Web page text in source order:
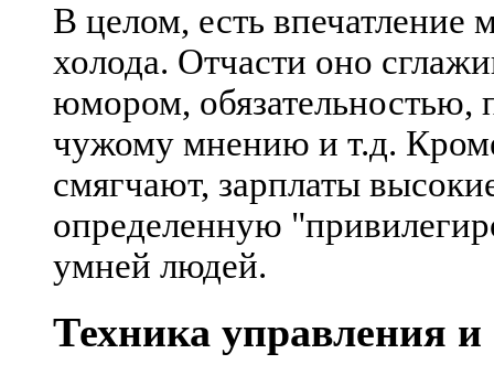
В целом, есть впечатление
холода. Отчасти оно
юмором, обязательностью,
чужому мнению и т.д.
смягчают, зарплаты
определенную
умней людей.
Техника управления